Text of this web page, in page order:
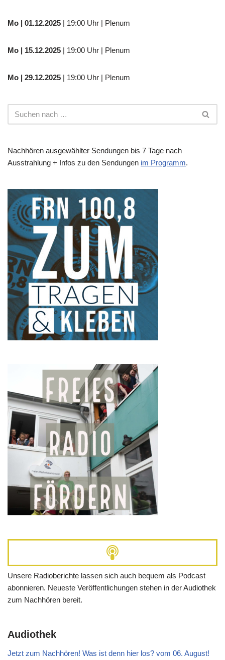
Mo | 01.12.2025 | 19:00 Uhr | Plenum
Mo | 15.12.2025 | 19:00 Uhr | Plenum
Mo | 29.12.2025 | 19:00 Uhr | Plenum
Nachhören ausgewählter Sendungen bis 7 Tage nach
Ausstrahlung + Infos zu den Sendungen im Programm.
Unsere Radioberichte lassen sich auch bequem als Podcast
abonnieren. Neueste Veröffentlichungen stehen in der Audiothek
zum Nachhören bereit.
Audiothek
Jetzt zum Nachhören! Was ist denn hier los? vom 06. August!